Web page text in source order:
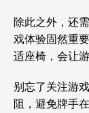
除此之外，还
戏体验固然重
适座椅，会让
别忘了关注游
阻，避免牌手